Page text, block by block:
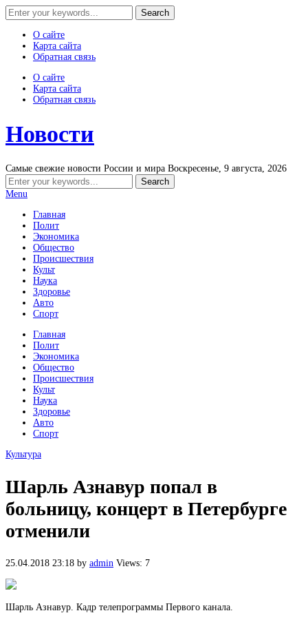
О сайте
Карта сайта
Обратная связь
О сайте
Карта сайта
Обратная связь
Новости
Самые свежие новости России и мира Воскресенье, 9 августа, 2026
Menu
Главная
Полит
Экономика
Общество
Происшествия
Культ
Наука
Здоровье
Авто
Спорт
Главная
Полит
Экономика
Общество
Происшествия
Культ
Наука
Здоровье
Авто
Спорт
Культура
Шарль Азнавур попал в
больницу, концерт в Петербурге
отменили
25.04.2018 23:18 by admin Views: 7
Шарль Азнавур. Кадр телепрограммы Первого канала.